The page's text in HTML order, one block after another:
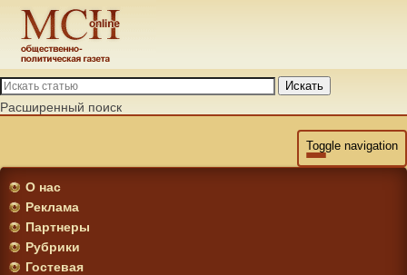
Искать
Расширенный поиск
Toggle navigation
О нас
Реклама
Партнеры
Рубрики
Гостевая